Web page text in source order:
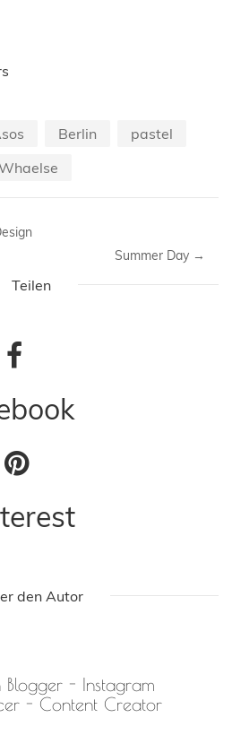
Berlin
pastel
Summer Day →
Teilen
den Autor
Blogger - Instagram
- Content Creator